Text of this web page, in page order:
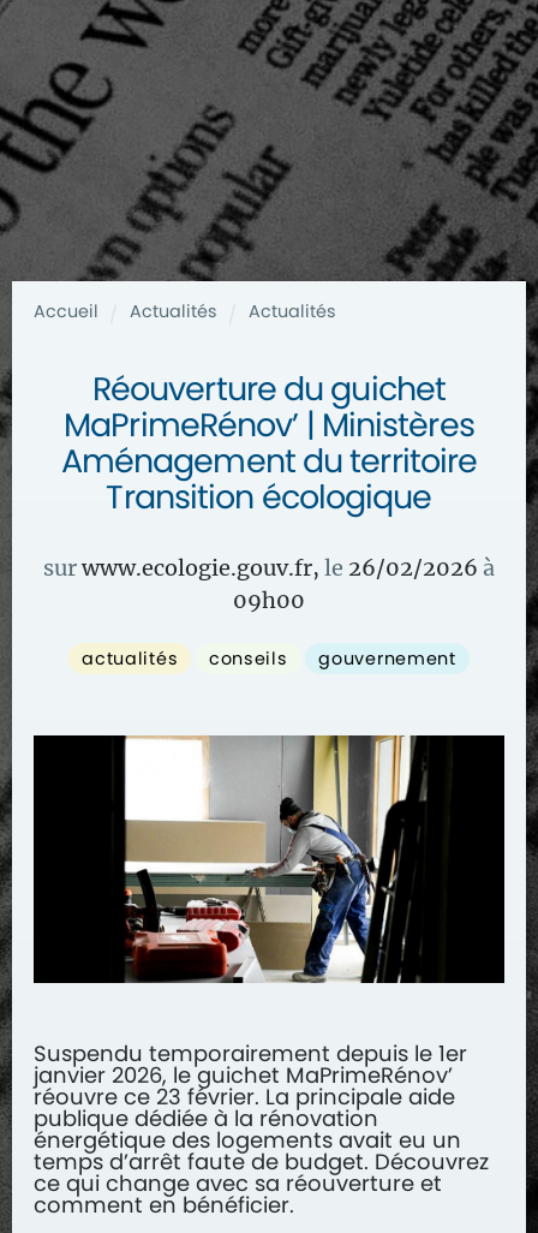
Accueil Actualités Actualités
Réouverture du guichet
MaPrimeRénov’ | Ministères
Aménagement du territoire
Transition écologique
surwww.ecologie.gouv.fr, le 26/02/2026 à
09h00
actualités conseils gouvernement
Suspendu temporairement depuis le 1er
janvier 2026, le guichet MaPrimeRénov’
réouvre ce 23 février. La principale aide
publique dédiée à la rénovation
énergétique des logements avait eu un
temps d’arrêt faute de budget. Découvrez
ce qui change avec sa réouverture et
comment en bénéficier.